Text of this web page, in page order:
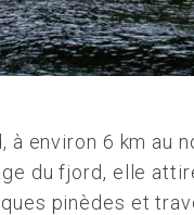
environ 6 km au
du fjord, elle
pinèdes et